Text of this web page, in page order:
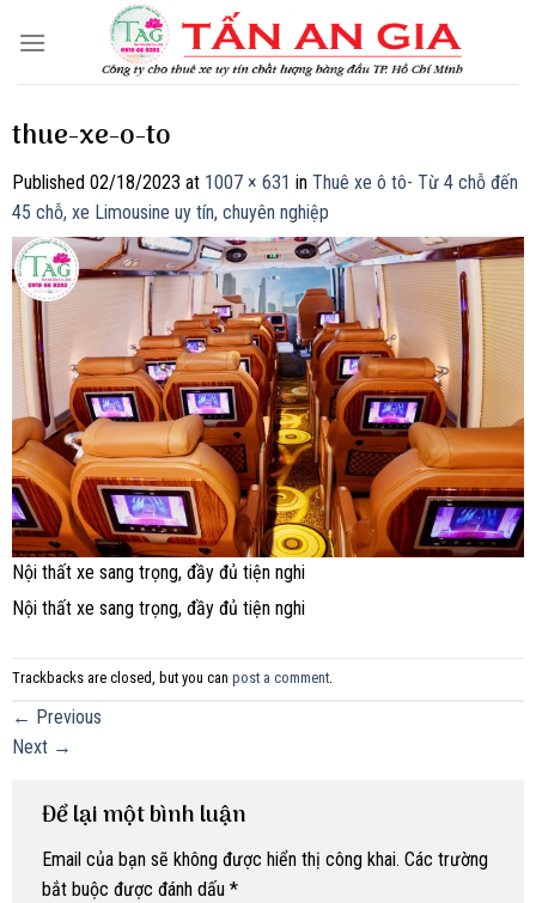
thue-xe-o-to
Published 02/18/2023 at 1007 × 631 in Thuê xe ô tô- Từ 4 chỗ đến
45 chỗ, xe Limousine uy tín, chuyên nghiệp
Nội thất xe sang trọng, đầy đủ tiện nghi
Nội thất xe sang trọng, đầy đủ tiện nghi
Trackbacks are closed, but you can post a comment.
← Previous
Next →
Để lại một bình luận
Email của bạn sẽ không được hiển thị công khai. Các trường
bắt buộc được đánh dấu *